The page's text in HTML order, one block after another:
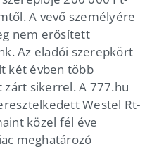
A vevő személyére
nem erősített
Az eladói szerepkört
két évben több
sikerrel. A 777.hu
Westel Rt-
közel fél éve
meghatározó